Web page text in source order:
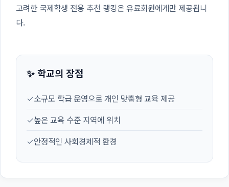
고려한 국제학생 전용 추천 랭킹은 유료회원에게만 제공됩니
다.
✨ 학교의 장점
✓소규모 학급 운영으로 개인 맞춤형 교육 제공
✓높은 교육 수준 지역에 위치
✓안정적인 사회경제적 환경